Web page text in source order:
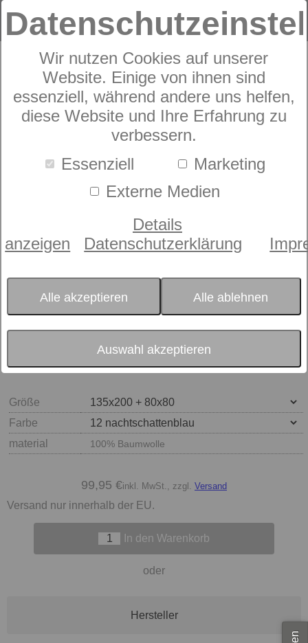
Wir nutzen Cookies auf unserer
Website. Einige von ihnen sind
essenziell, während andere uns helfen,
diese Website und Ihre Erfahrung zu
verbessern.
Essenziell
Marketing
Externe Medien
Details
anzeigen
Datenschutzerklärung
Alle akzeptieren Alle ablehnen
Auswahl akzeptieren
Janine
modernclassic
39025
Größe
Farbe
material
100% Baumwolle
99,95 €inkl. MwSt., zzgl. Versand
Versand nur innerhalb der EU.
In den Warenkorb
oder
Hersteller